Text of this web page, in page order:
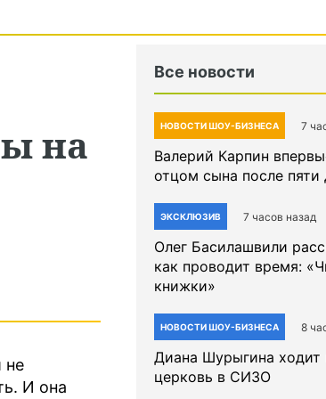
на
не
И она
Все новости
НОВОСТИ ШОУ-БИЗНЕСА 7
Валерий Карпин
отцом сына после пяти
ЭКСКЛЮЗИВ 7 часов назад
Олег Басилашвили
как проводит время:
книжки»
НОВОСТИ ШОУ-БИЗНЕСА 8
Диана Шурыгина ходит
церковь в СИЗО